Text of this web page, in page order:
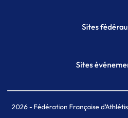
Sites
Plateforme
Sites
Meeting de Paris
MAIF Ekiden de
2026- Fédération Française